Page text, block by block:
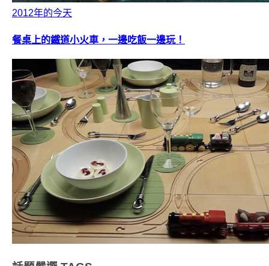
2012年的今天
餐桌上的鐵道小火車，一邊吃飯一邊玩！